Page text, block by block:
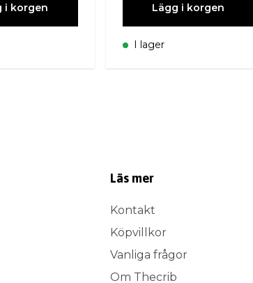
i korgen Lägg i korgen
I lager
Läs mer
Kontakt
Köpvillkor
Vanliga frågor
Om Thecrib